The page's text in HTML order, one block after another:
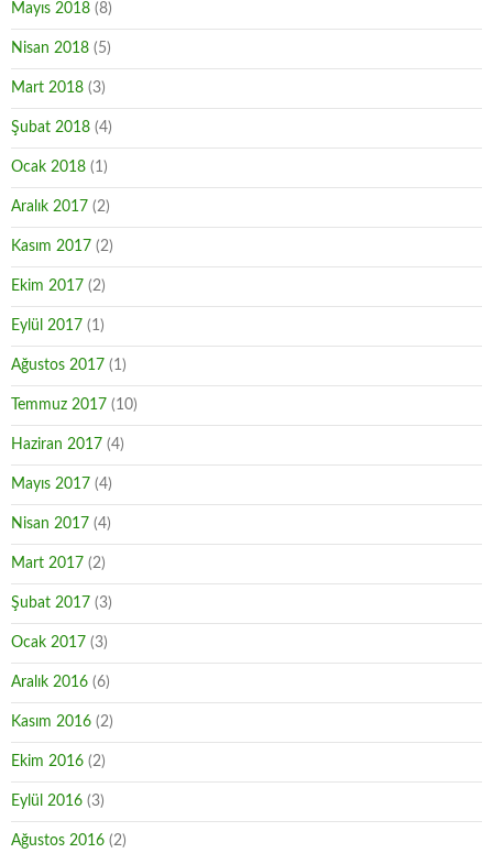
Mayıs 2018 (8)
Nisan 2018 (5)
Mart 2018 (3)
Şubat 2018 (4)
Ocak 2018 (1)
Aralık 2017 (2)
Kasım 2017 (2)
Ekim 2017 (2)
Eylül 2017 (1)
Ağustos 2017 (1)
Temmuz 2017 (10)
Haziran 2017 (4)
Mayıs 2017 (4)
Nisan 2017 (4)
Mart 2017 (2)
Şubat 2017 (3)
Ocak 2017 (3)
Aralık 2016 (6)
Kasım 2016 (2)
Ekim 2016 (2)
Eylül 2016 (3)
Ağustos 2016 (2)